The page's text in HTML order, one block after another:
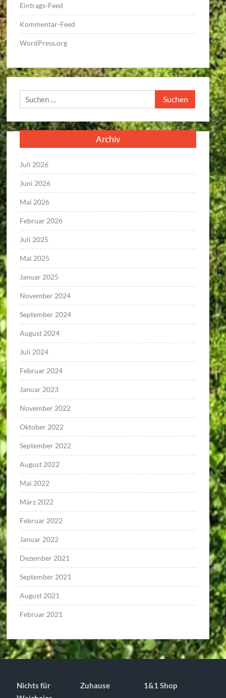
Eintrags-Feed
Kommentar-Feed
WordPress.org
Suchen
nach:
Archiv
Juli 2026
Juni 2026
Mai 2026
Februar 2026
Juli 2025
Mai 2025
Januar 2025
November 2024
September 2024
August 2024
Juli 2024
Februar 2024
Januar 2023
November 2022
Oktober 2022
September 2022
August 2022
Mai 2022
März 2022
Februar 2022
Januar 2022
Dezember 2021
September 2021
August 2021
Februar 2021
Nichts für
Zuhause 1&1 Shop